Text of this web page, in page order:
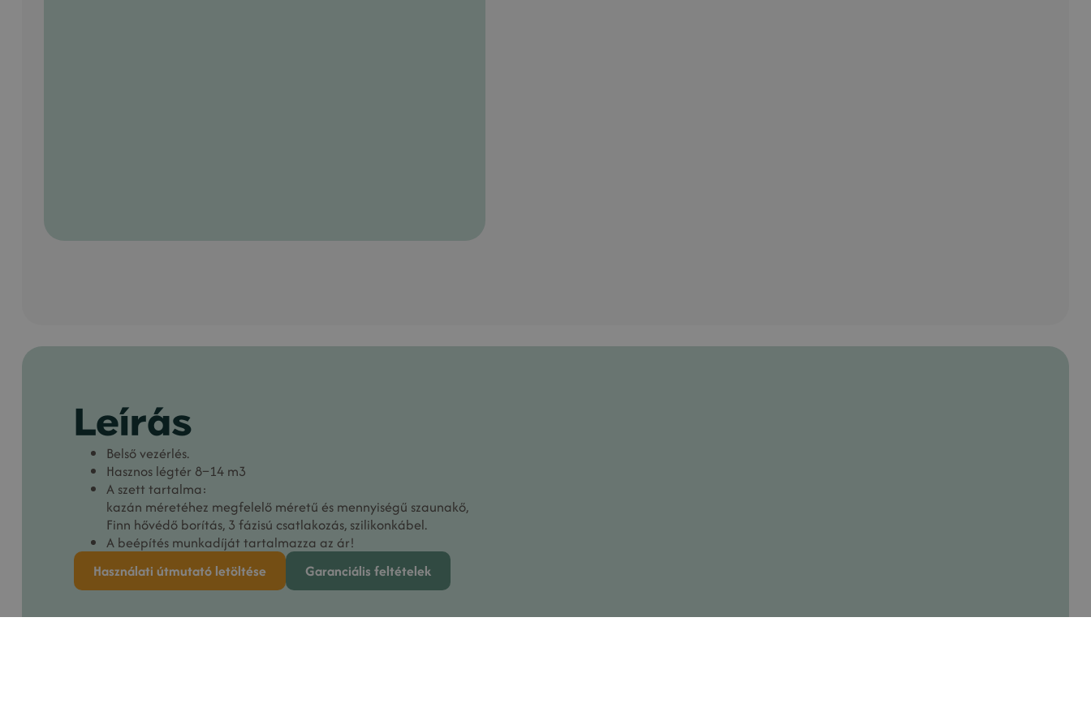
Leírás
Belső vezérlés.
Hasznos légtér 8–14 m3
A szett tartalma:
kazán méretéhez megfelelő méretű és mennyiségű szaunakő,
Finn hővédő borítás, 3 fázisú csatlakozás, szilikonkábel.
A beépítés munkadíját tartalmazza az ár!
Használati útmutató letöltése
Garanciális feltételek